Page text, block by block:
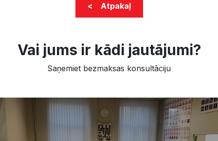
< Atpakaļ
Vai jums ir kādi jautājumi?
Saņemiet bezmaksas konsultāciju